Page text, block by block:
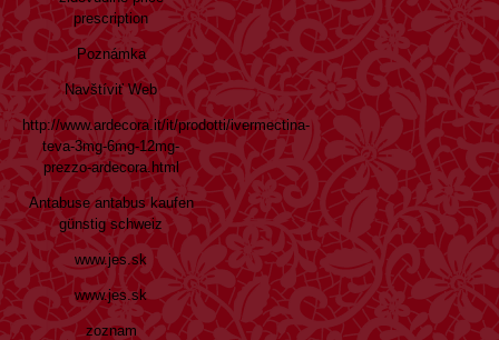
prescription
Poznámka
Navštíviť Web
http://www.ardecora.it/it/prodotti/ivermectina-
teva-3mg-6mg-12mg-
prezzo-ardecora.html
Antabuse antabus kaufen
günstig schweiz
www.jes.sk
www.jes.sk
zoznam